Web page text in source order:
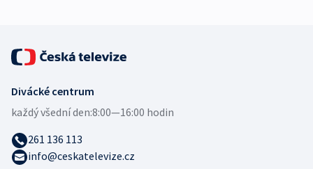
Divácké centrum
každý všední den:8:00—16:00 hodin
261 136 113
info@ceskatelevize.cz